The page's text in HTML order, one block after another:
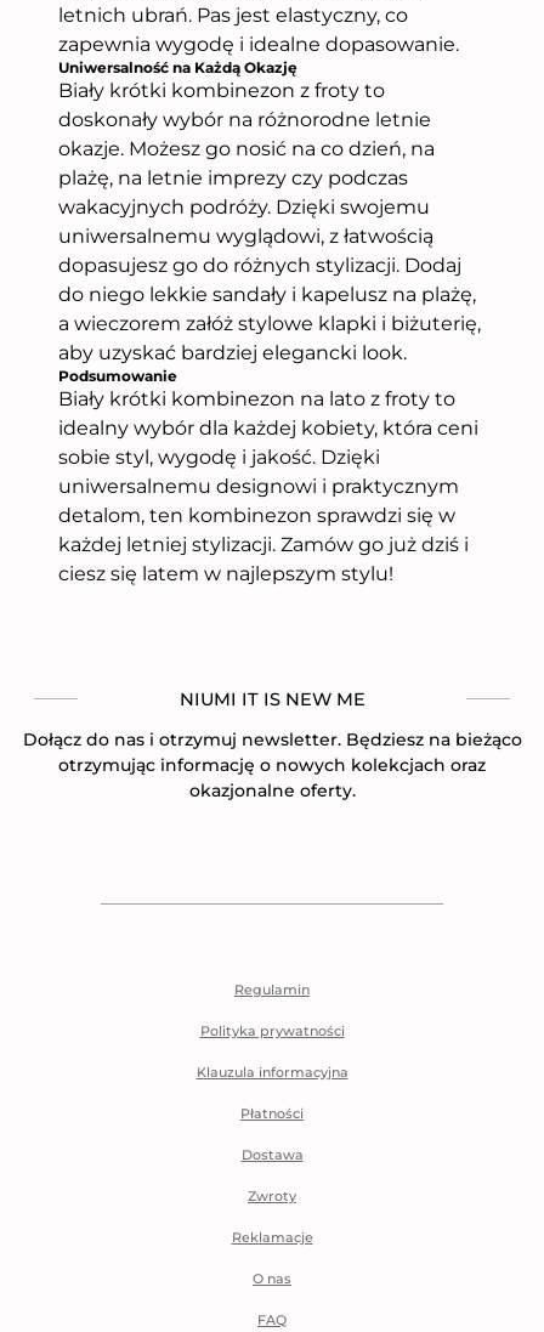
letnich ubrań. Pas jest elastyczny, co
zapewnia wygodę i idealne dopasowanie.
Uniwersalność na Każdą Okazję
Biały krótki kombinezon z froty to
doskonały wybór na różnorodne letnie
okazje. Możesz go nosić na co dzień, na
plażę, na letnie imprezy czy podczas
wakacyjnych podróży. Dzięki swojemu
uniwersalnemu wyglądowi, z łatwością
dopasujesz go do różnych stylizacji. Dodaj
do niego lekkie sandały i kapelusz na plażę,
a wieczorem załóż stylowe klapki i biżuterię,
aby uzyskać bardziej elegancki look.
Podsumowanie
Biały krótki kombinezon na lato z froty to
idealny wybór dla każdej kobiety, która ceni
sobie styl, wygodę i jakość. Dzięki
uniwersalnemu designowi i praktycznym
detalom, ten kombinezon sprawdzi się w
każdej letniej stylizacji. Zamów go już dziś i
ciesz się latem w najlepszym stylu!
NIUMI IT IS NEW ME
Dołącz do nas i otrzymuj newsletter. Będziesz na bieżąco
otrzymując informację o nowych kolekcjach oraz
okazjonalne oferty.
Regulamin
Polityka prywatności
Klauzula informacyjna
Płatności
Dostawa
Zwroty
Reklamacje
O nas
FAQ